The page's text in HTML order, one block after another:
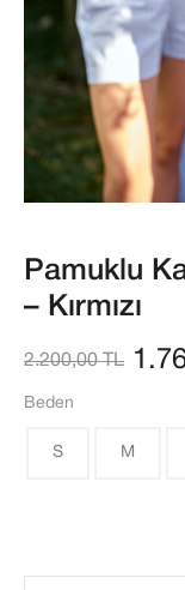
Pamuklu
– Kırmızı
2.200,00TL
Beden
S M